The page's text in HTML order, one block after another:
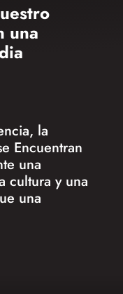
una
la
Encuentran
una
cultura y una
una